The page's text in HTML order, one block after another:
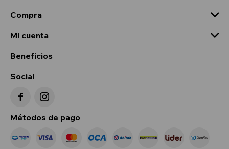
Compra
Mi cuenta
Beneficios
Social
 
Métodos de pago